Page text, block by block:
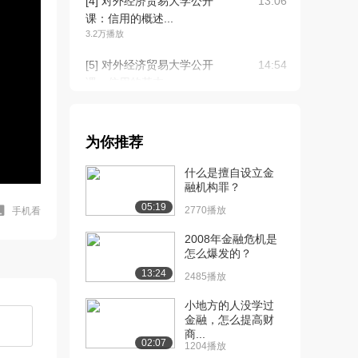
手机看
课：信用的概述...
3.2万播放
[5] 对外经济贸易大学公开
14:54
课：信用的基本...
[7] 对外经济贸易大学公开
课：信用工具（...
[8] 对外经济贸易大学公开
课：金融机构的...
[9] 对外经济贸易大学公开
课：金融机构存...
22:14
为你推荐
05:19
什么是擅自设立金
融机构罪？
2770播放
13:24
2008年金融危机是
怎么爆发的？
2485播放
02:07
小地方的人没学过
金融，怎么提高财
商...
1204播放